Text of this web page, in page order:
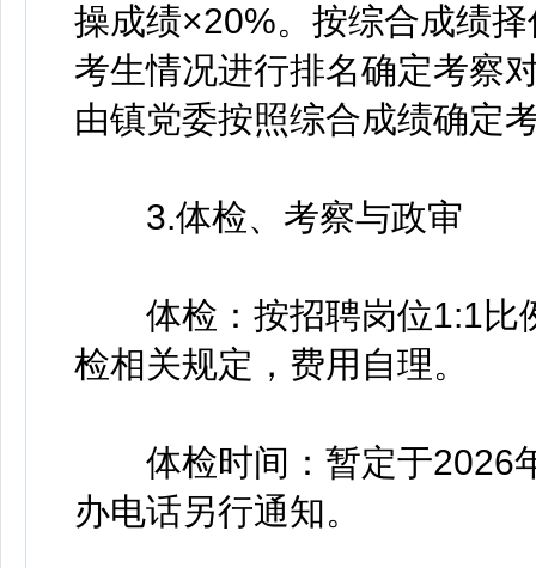
操成绩×20%。按综合成绩
考生情况进行排名确定考察
由镇党委按照综合成绩确定
3.体检、考察与政审
体检：按招聘岗位1:1比
检相关规定，费用自理。
体检时间：暂定于2026
办电话另行通知。